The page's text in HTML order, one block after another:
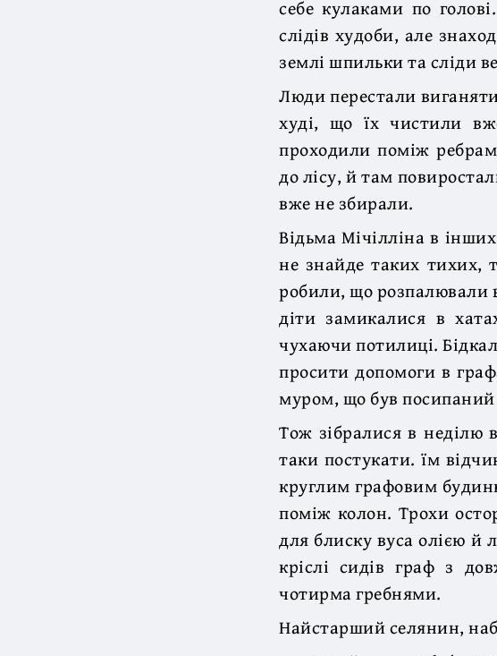
себе кулаками по
слідів худоби, але
землі шпильки та сліди
Люди перестали
худі, що їх чистили
проходили поміж
до лісу, й там
вже не збирали.
Відьма Мічілліна в
не знайде таких тихих,
робили, що розпалювали
діти замикалися в
чухаючи потилиці.
просити допомоги в
муром, що був
Тож зібралися в неділю
таки постукати. їм
круглим графовим
поміж колон. Трохи
для блиску вуса олією й
кріслі сидів граф з
чотирма гребнями.
Найстарший селянин,